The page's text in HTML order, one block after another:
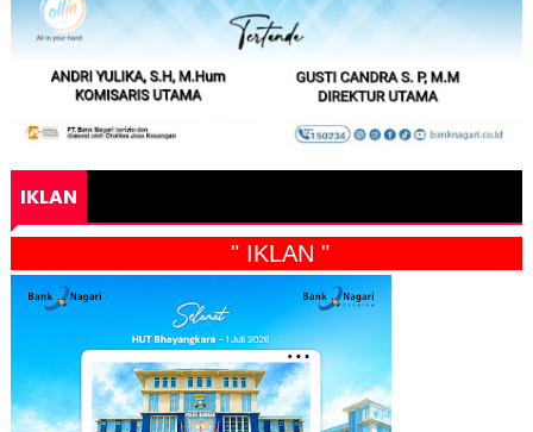
IKLAN
" IKLAN "